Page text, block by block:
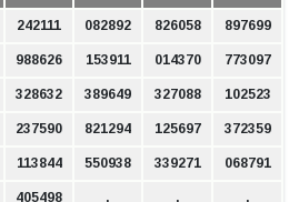
242111 082892 826058 897699
988626 153911 014370 773097
328632 389649 327088 102523
237590 821294 125697 372359
113844 550938 339271 068791
405498 . . .